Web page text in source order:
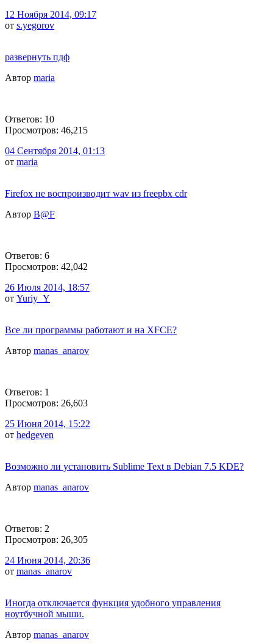
12 Ноября 2014, 09:17
от s.yegorov
развернуть пдф
Автор maria
Ответов: 10
Просмотров: 46,215
04 Сентября 2014, 01:13
от maria
Firefox не воспроизводит wav из freepbx cdr
Автор B@F
Ответов: 6
Просмотров: 42,042
26 Июля 2014, 18:57
от Yuriy_Y
Все ли программы работают и на XFCE?
Автор manas_anarov
Ответов: 1
Просмотров: 26,603
25 Июня 2014, 15:22
от hedgeven
Возможно ли установить Sublime Text в Debian 7.5 KDE?
Автор manas_anarov
Ответов: 2
Просмотров: 26,305
24 Июня 2014, 20:36
от manas_anarov
Иногда отключается функция удобного управления
ноутбучной мыши.
Автор manas_anarov